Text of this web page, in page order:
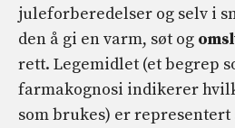
juleforberedelser og selv i
den å gi en varm, søt og
rett. Legemidlet (et begrep
farmakognosi indikerer
som brukes) er representert